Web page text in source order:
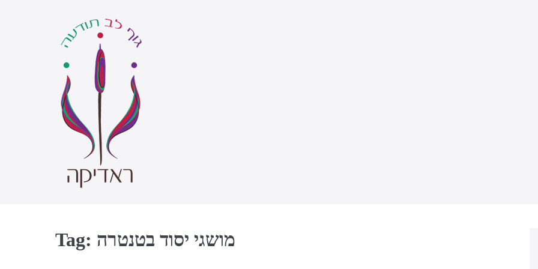
Tag: מושגי יסוד בטנטרה